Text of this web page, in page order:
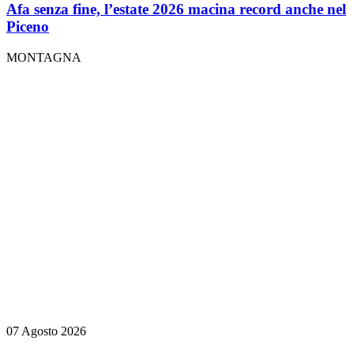
Afa senza fine, l’estate 2026 macina record anche nel
Piceno
MONTAGNA
07 Agosto 2026